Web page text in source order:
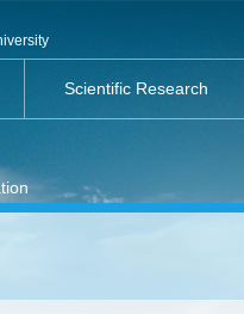
Scientific Research